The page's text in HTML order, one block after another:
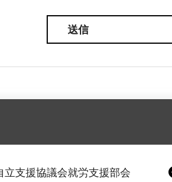
支援協議会就労支援部会